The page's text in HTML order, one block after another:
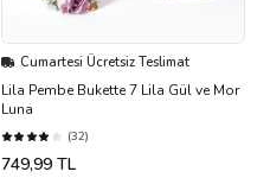
Cumartesi Ücretsiz Teslimat
Lila Pembe Bukette 7 Lila Gül ve Mor
Luna
(32)
749,99 TL